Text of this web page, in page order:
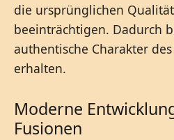
die ursprünglichen
beeinträchtigen. Dadurch
authentische Charakter
erhalten.
Moderne
Fusionen